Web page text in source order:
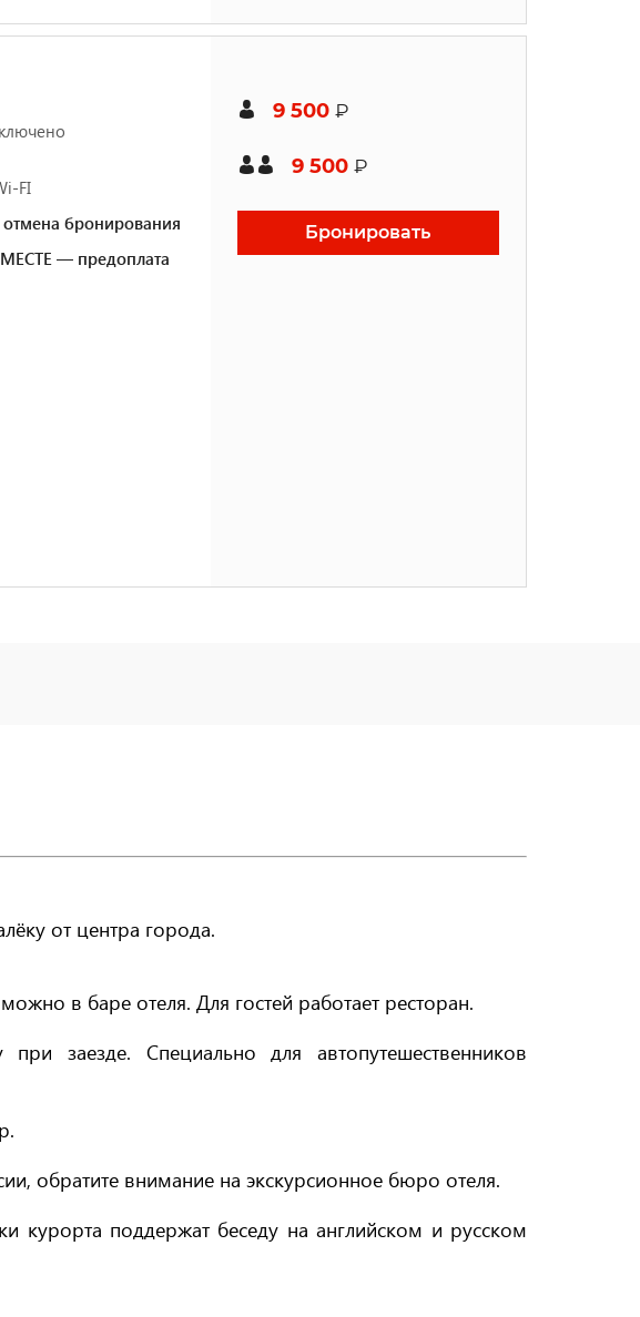
FI
бронирования
— предоплата
9 500 ₽
9 500 ₽
Бронировать
от центра города.
в баре отеля. Для гостей работает ресторан.
заезде. Специально для автопутешественников
обратите внимание на экскурсионное бюро отеля.
курорта поддержат беседу на английском и русском